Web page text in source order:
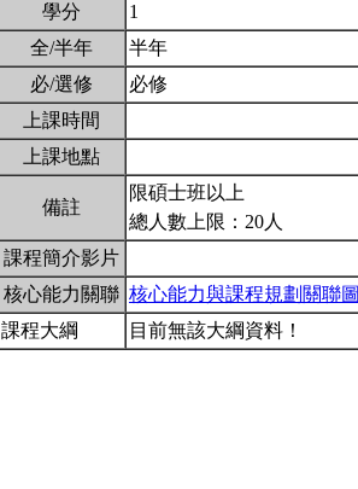
學分
1
全/半年
半年
必/選修
必修
上課時間
上課地點
備註
限碩士班以上
總人數上限：20人
課程簡介影片
核心能力關聯 核心能力與課程規劃關聯圖
課程大綱
目前無該大綱資料！